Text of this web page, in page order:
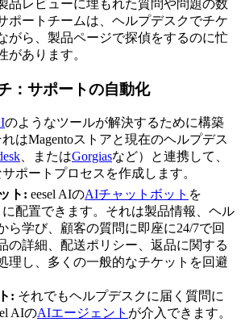
品レビューに埋もれた質問や問題の数
ポートチームは、ヘルプデスクでチケ
がら、製品ページで探偵をするのに忙
があります。
：サポートの自動化
のようなツールが解決するために構築
はMagentoストアと現在のヘルプデス
、またはGorgiasなど）と連携して、
ポートプロセスを作成します。
ト: eesel AIのAIチャットボット を
に配置できます。それは製品情報、ヘル
ら学び、顧客の質問に即座に24/7で回
の詳細、配送ポリシー、返品に関する
理し、多くの一般的なチケットを回避
: それでもヘルプデスクに届く質問に
AIのAIエージェント が介入できます。